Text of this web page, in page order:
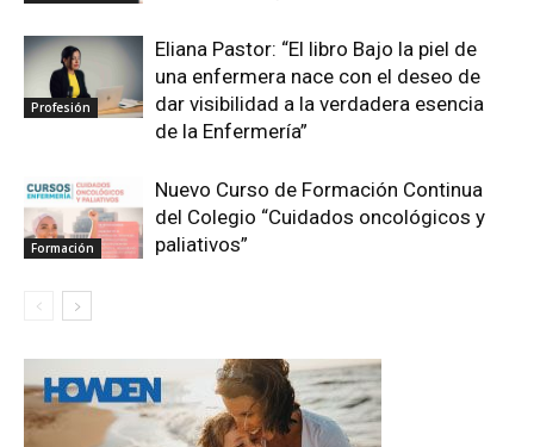
Profesión
Eliana Pastor: “El libro Bajo la piel de
una enfermera nace con el deseo de
dar visibilidad a la verdadera esencia
de la Enfermería”
Formación
Nuevo Curso de Formación Continua
del Colegio “Cuidados oncológicos y
paliativos”